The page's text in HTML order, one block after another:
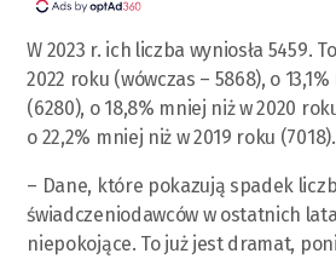
W 2023 r. ich liczba wyniosła 5459.
2022 roku (wówczas – 5868), o
(6280), o 18,8% mniej niż w 2020
o 22,2% mniej niż w 2019 roku (7018).
– Dane, które pokazują spadek
świadczeniodawców w ostatnich
niepokojące. To już jest dramat,